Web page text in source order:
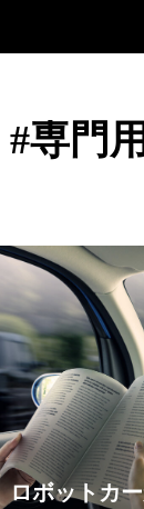
#専門
ロボットカ